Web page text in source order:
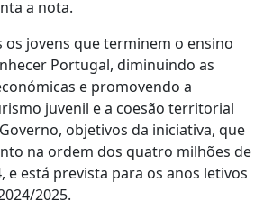
a nota.
jovens que terminem o ensino
Portugal, diminuindo as
e promovendo a
juvenil e a coesão territorial
objetivos da iniciativa, que
na ordem dos quatro milhões de
e está prevista para os anos letivos
2025.